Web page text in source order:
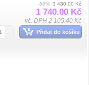
-50% 3 480.00 Kč
1 740.00 Kč
vč. DPH 2 105.40 Kč
Přidat do košíku